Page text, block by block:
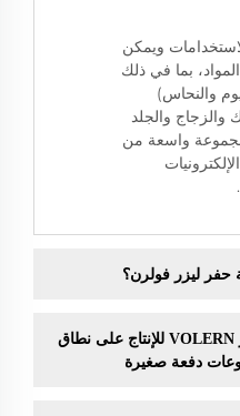
ويمكن
بما في ذلك
والنحاس)
والزجاج والجلد
واسعة من
ليزر فولرن؟
هل يمكن استخدام آلة حفر ليزر VOLERN للإنتاج على نطاق
دفعة صغيرة